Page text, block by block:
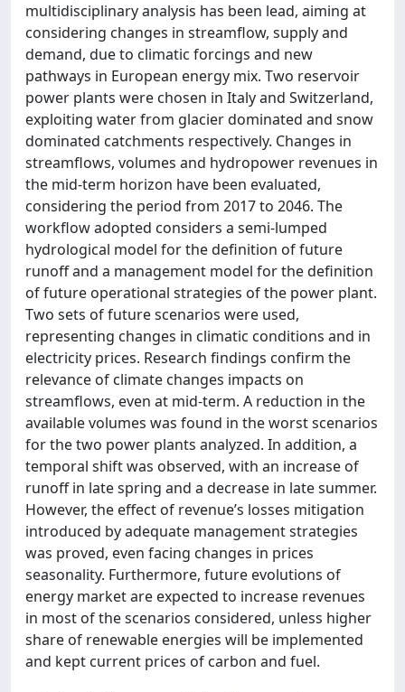
multidisciplinary analysis has been lead, aiming at
considering changes in streamflow, supply and
demand, due to climatic forcings and new
pathways in European energy mix. Two reservoir
power plants were chosen in Italy and Switzerland,
exploiting water from glacier dominated and snow
dominated catchments respectively. Changes in
streamflows, volumes and hydropower revenues in
the mid-term horizon have been evaluated,
considering the period from 2017 to 2046. The
workflow adopted considers a semi-lumped
hydrological model for the definition of future
runoff and a management model for the definition
of future operational strategies of the power plant.
Two sets of future scenarios were used,
representing changes in climatic conditions and in
electricity prices. Research findings confirm the
relevance of climate changes impacts on
streamflows, even at mid-term. A reduction in the
available volumes was found in the worst scenarios
for the two power plants analyzed. In addition, a
temporal shift was observed, with an increase of
runoff in late spring and a decrease in late summer.
However, the effect of revenue’s losses mitigation
introduced by adequate management strategies
was proved, even facing changes in prices
seasonality. Furthermore, future evolutions of
energy market are expected to increase revenues
in most of the scenarios considered, unless higher
share of renewable energies will be implemented
and kept current prices of carbon and fuel.